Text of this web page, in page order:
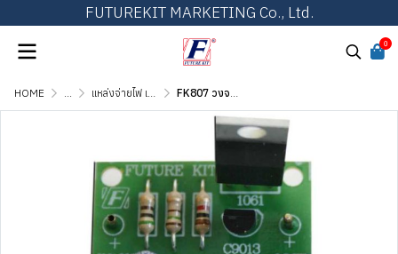
FUTUREKIT MARKETING Co., Ltd.
0
HOME ... แหล่งจ่ายไฟ เพาเวอร์ซัพพลาย และเร็กกูเลเตอร์ FK807 วงจรปรับลดไฟ DC 0-12V